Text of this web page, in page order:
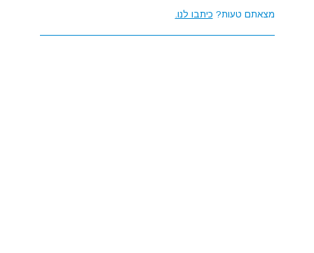
מצאתם טעות? כיתבו לנו.